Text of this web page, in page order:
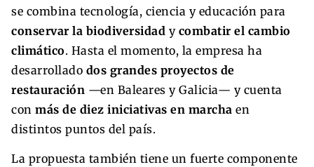
se combina tecnología, ciencia y educación para
conservar la biodiversidad y combatir el cambio
climático. Hasta el momento, la empresa ha
desarrollado dos grandes proyectos de
restauración —en Baleares y Galicia— y cuenta
con más de diez iniciativas en marcha en
distintos puntos del país.
La propuesta también tiene un fuerte componente